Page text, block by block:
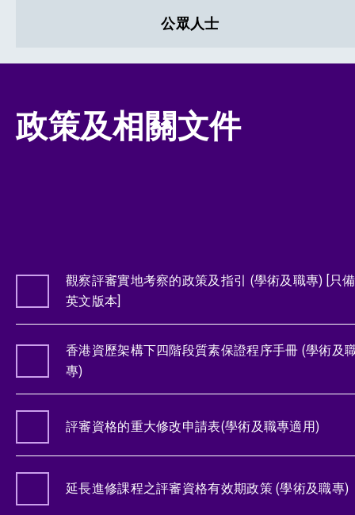
公眾人士
政策及相關文件
觀察評審實地考察的政策及指引 (學術及職專) [只備
英文版本]
香港資歷架構下四階段質素保證程序手冊 (學術及
專)
評審資格的重大修改申請表(學術及職專適用)
延長進修課程之評審資格有效期政策 (學術及職專)